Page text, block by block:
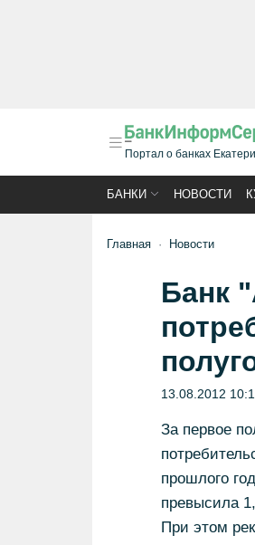
Портал о банках
БАНКИ НОВОСТИ
Главная Новости
Банк
13.08.2012
За первое
прошлого
превысила
При этом